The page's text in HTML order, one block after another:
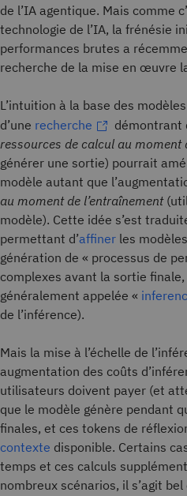
de l’IA agentique. Mais comme
technologie de l’IA, la frénésie
performances brutes a
recherche de la mise en œuvre
L’intuition à la base des
d’une recherche
démontrant
ressources de calcul au moment
générer une sortie) pourrait
modèle autant que
au moment de l’entraînement
modèle). Cette idée s’est
permettant d’affiner les
génération de « processus de
complexes avant la sortie
généralement appelée «
de l’inférence).
Mais la mise à l’échelle de
augmentation des coûts
utilisateurs doivent payer (et
que le modèle génère pendant
finales, et ces tokens de
contexte disponible. Certains
temps et ces calculs
nombreux scénarios, il s’agit